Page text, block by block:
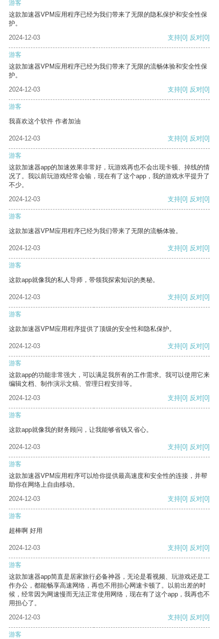
游客
这款加速器VPM应用程序已经为我们带来了无限的隐私保护和安全性保
护。
2024-12-03
支持[0] 反对[0]
游客
这款加速器VPM应用程序已经为我们带来了无限的流畅体验和安全性保
护。
2024-12-03
支持[0] 反对[0]
游客
我喜欢这个软件 作者加油
2024-12-03 支持[0] 反对[0]
游客
这款加速器app的加速效果非常好，玩游戏再也不会出现卡顿、掉线的情
况了。我以前玩游戏经常会输，现在有了这个app，我的游戏水平提升了
不少。
2024-12-03
支持[0] 反对[0]
游客
这款加速器VPM应用程序已经为我们带来了无限的流畅体验。
2024-12-03 支持[0] 反对[0]
游客
这款app就像我的私人导师，带领我探索知识的奥秘。
2024-12-03 支持[0] 反对[0]
游客
这款加速器VPM应用程序提供了顶级的安全性和隐私保护。
2024-12-03 支持[0] 反对[0]
游客
这款app的功能非常强大，可以满足我所有的工作需求。我可以使用它来
编辑文档、制作演示文稿、管理日程安排等。
2024-12-03
支持[0] 反对[0]
游客
这款app就像我的财务顾问，让我能够省钱又省心。
2024-12-03 支持[0] 反对[0]
游客
这款加速器VPM应用程序可以给你提供最高速度和安全性的连接，并帮
助你在网络上自由移动。
2024-12-03
支持[0] 反对[0]
游客
超棒啊 好用
2024-12-03 支持[0] 反对[0]
游客
这款加速器app简直是居家旅行必备神器，无论是看视频、玩游戏还是工
作办公，都能畅享高速网络，再也不用担心网速卡顿了。以前出差的时
候，经常因为网速慢而无法正常使用网络，现在有了这个app，我再也不
用担心了。
2024-12-03
支持[0] 反对[0]
游客